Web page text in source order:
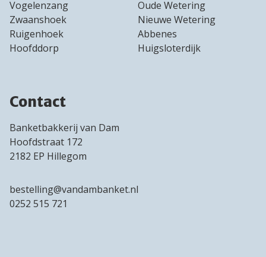
Vogelenzang
Zwaanshoek
Ruigenhoek
Hoofddorp
Oude Wetering
Nieuwe Wetering
Abbenes
Huigsloterdijk
Contact
Banketbakkerij van Dam
Hoofdstraat 172
2182 EP Hillegom
bestelling@vandambanket.nl
0252 515 721